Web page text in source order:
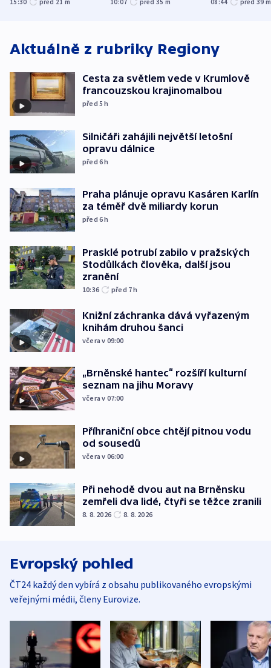
Aktuálně z rubriky Regiony
Cesta za světlem vede v Krumlově
francouzskou krajinomalbou
před 5h
Silničáři zahájili největší letošní
opravu dálnice
před 6h
Praha plánuje opravu Kasáren Karlín
za téměř dvě miliardy korun
před 6h
Prasklé potrubí zabilo v pražských
Stodůlkách člověka, další jsou
zranění
10:36 před 7h
Knižní záchranka dává vyřazeným
knihám druhou šanci
včera v 09:00
„Brněnské hantec“ rozšíří kulturní
seznam na jihu Moravy
včera v 07:00
Příhraniční obce chtějí pitnou vodu
od sousedů
včera v 06:00
Při nehodě dvou aut na Brněnsku
zemřeli dva lidé, čtyři se těžce zranili
8. 8. 2026 8. 8. 2026
Evropský pohled
ČT24 každý den vybírá z obsahu publikovaného evropskými
veřejnými médii, členy Eurovize.